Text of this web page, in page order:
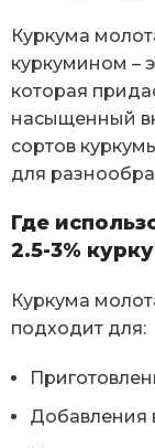
Куркума
куркумином –
которая
насыщенный
сортов
для
Где
2.5-3%
Куркума
подходит для:
Добавления